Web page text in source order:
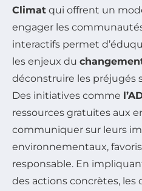
Climat qui offrent un
engager les
interactifs permet
les enjeux du
déconstruire les préjugés
Des initiatives comme
ressources gratuites aux
communiquer sur leurs
environnementaux,
responsable. En
des actions concrètes,